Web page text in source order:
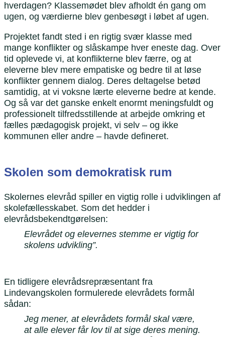
hverdagen? Klassemødet blev afholdt én gang om
ugen, og værdierne blev genbesøgt i løbet af ugen.
Projektet fandt sted i en rigtig svær klasse med
mange konflikter og slåskampe hver eneste dag. Over
tid oplevede vi, at konflikterne blev færre, og at
eleverne blev mere empatiske og bedre til at løse
konflikter gennem dialog. Deres deltagelse betød
samtidig, at vi voksne lærte eleverne bedre at kende.
Og så var det ganske enkelt enormt meningsfuldt og
professionelt tilfredsstillende at arbejde omkring et
fælles pædagogisk projekt, vi selv – og ikke
kommunen eller andre – havde defineret.
Skolen som demokratisk rum
Skolernes elevråd spiller en vigtig rolle i udviklingen af
skolefællesskabet. Som det hedder i
elevrådsbekendtgørelsen:
Elevrådet og elevernes stemme er vigtig for
skolens udvikling”.
En tidligere elevrådsrepræsentant fra
Lindevangskolen formulerede elevrådets formål
sådan:
Jeg mener, at elevrådets formål skal være,
at alle elever får lov til at sige deres mening.